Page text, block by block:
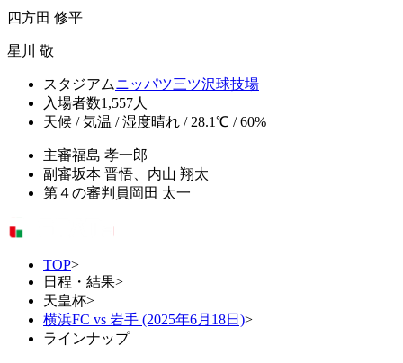
四方田 修平
星川 敬
スタジアムニッパツ三ツ沢球技場
入場者数1,557人
天候 / 気温 / 湿度晴れ / 28.1℃ / 60%
主審福島 孝一郎
副審坂本 晋悟、内山 翔太
第４の審判員 岡田 太一
TOP>
日程・結果>
天皇杯>
横浜FC vs 岩手 (2025年6月18日)>
ラインナップ